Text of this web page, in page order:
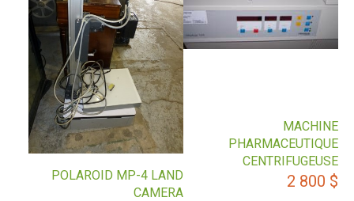
MACHINE
PHARMACEUTIQUE
CENTRIFUGEUSE
2 800 $
POLAROID MP-4 LAND
CAMERA